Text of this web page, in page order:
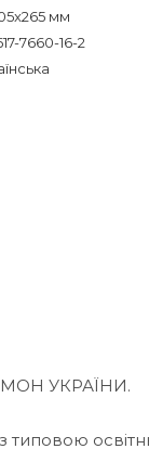
мм
7660-16-2
УКРАЇНИ.
типовою